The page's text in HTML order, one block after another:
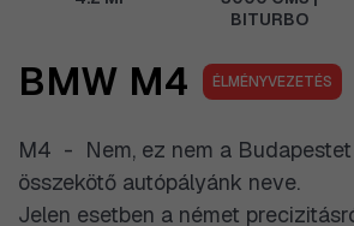
BITURBO
BMW M4 ÉLMÉNYVEZETÉS
M4 - Nem, ez nem a
összekötő autópályánk neve.
Jelen esetben a német